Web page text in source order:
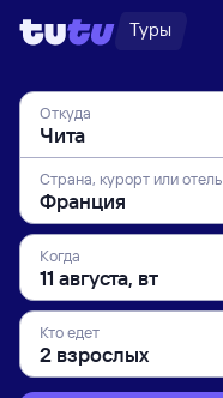
Туры
Откуда
Страна, курорт или отель
Когда
Кто едет